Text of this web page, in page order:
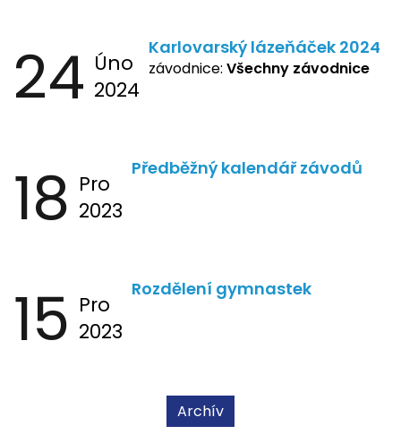
24 Úno
2024
Karlovarský lázeňáček 2024
závodnice: Všechny závodnice
18 Pro
2023
Předběžný kalendář závodů
15 Pro
2023
Rozdělení gymnastek
Archív